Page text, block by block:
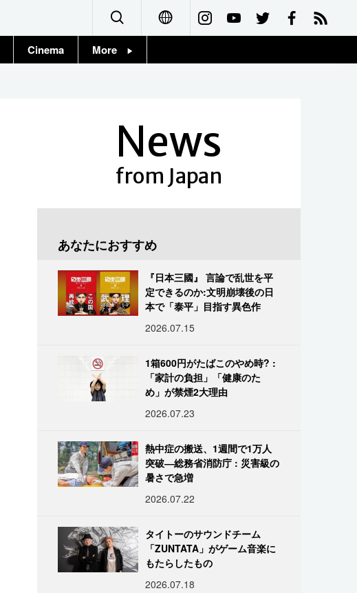
Français
Cinema More
News
from Japan
あなたにおすすめ
『日本三國』 言論で乱世を平
定できるのか:文明崩壊後の日
本で「泰平」目指す異色作
2026.07.15
1箱600円がたばこのやめ時? :
「家計の負担」「健康のた
め」が禁煙2大理由
2026.07.23
熱中症の搬送、1週間で1万人
突破―総務省消防庁 : 災害級の
暑さで急増
2026.07.22
タイトーのサウンドチーム
「ZUNTATA」がゲーム音楽に
もたらしたもの
2026.07.18